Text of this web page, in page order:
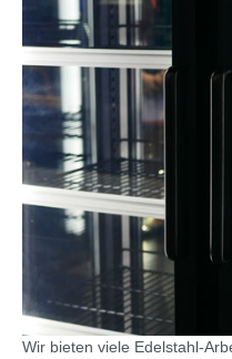
Wir bieten viele Edelstahl-